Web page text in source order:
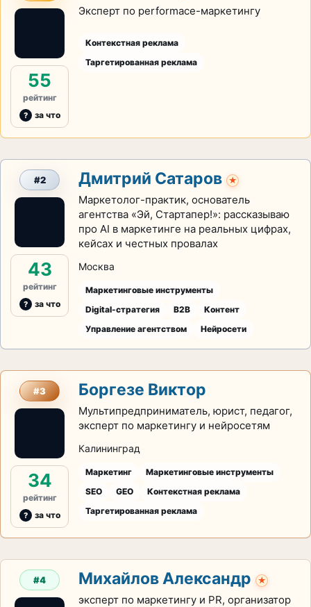
55
рейтинг
за что
Эксперт по performace-маркетингу
Контекстная реклама
Таргетированная реклама
#2
43
рейтинг
за что
Дмитрий Сатаров ★
Маркетолог-практик, основатель
агентства «Эй, Стартапер!»: рассказываю
про AI в маркетинге на реальных цифрах,
кейсах и честных провалах
Москва
Маркетинговые инструменты
Digital-стратегия
B2B
Контент
Управление агентством
Нейросети
#3
34
рейтинг
за что
Боргезе Виктор
Мультипредприниматель, юрист, педагог,
эксперт по маркетингу и нейросетям
Калининград
Маркетинг
Маркетинговые инструменты
SEO
GEO
Контекстная реклама
Таргетированная реклама
#4 Михайлов Александр ★
эксперт по маркетингу и PR, организатор